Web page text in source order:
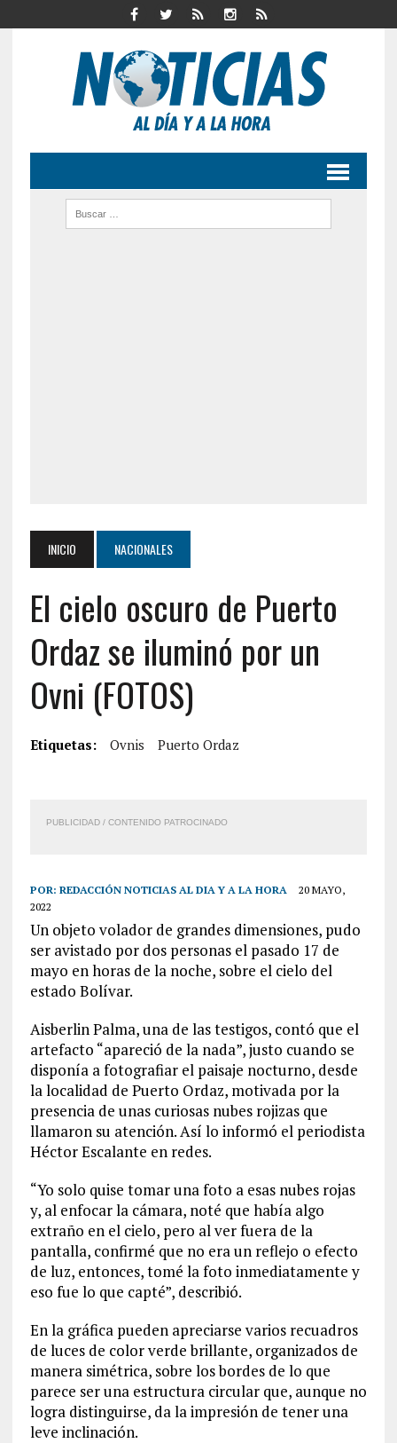
INICIO NACIONALES
El cielo oscuro de Puerto
Ordaz se iluminó por un
Ovni (FOTOS)
Etiquetas: Ovnis Puerto Ordaz
PUBLICIDAD / CONTENIDO PATROCINADO
POR: REDACCIÓN NOTICIAS AL DIA Y A LA HORA
20 MAYO,
2022
Un objeto volador de grandes dimensiones, pudo
ser avistado por dos personas el pasado 17 de
mayo en horas de la noche, sobre el cielo del
estado Bolívar.
Aisberlin Palma, una de las testigos, contó que el
artefacto “apareció de la nada”, justo cuando se
disponía a fotografiar el paisaje nocturno, desde
la localidad de Puerto Ordaz, motivada por la
presencia de unas curiosas nubes rojizas que
llamaron su atención. Así lo informó el periodista
Héctor Escalante en redes.
“Yo solo quise tomar una foto a esas nubes rojas
y, al enfocar la cámara, noté que había algo
extraño en el cielo, pero al ver fuera de la
pantalla, confirmé que no era un reflejo o efecto
de luz, entonces, tomé la foto inmediatamente y
eso fue lo que capté”, describió.
En la gráfica pueden apreciarse varios recuadros
de luces de color verde brillante, organizados de
manera simétrica, sobre los bordes de lo que
parece ser una estructura circular que, aunque no
logra distinguirse, da la impresión de tener una
leve inclinación.